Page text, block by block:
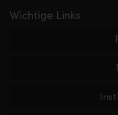
Wichtige Links